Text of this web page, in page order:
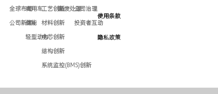
全球布局
公司新闻
商用车
储能
轻型动力
工艺创新
材料创新
电芯创新
结构创新
系统监控(BMS)创新
固废处理公司治理
投资者互动
使用条款
隐私政策